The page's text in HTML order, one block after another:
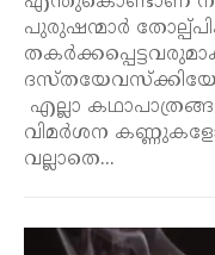
പുരുഷന്മാർ
എല്ലാ
വിമർശന
വല്ലാതെ...